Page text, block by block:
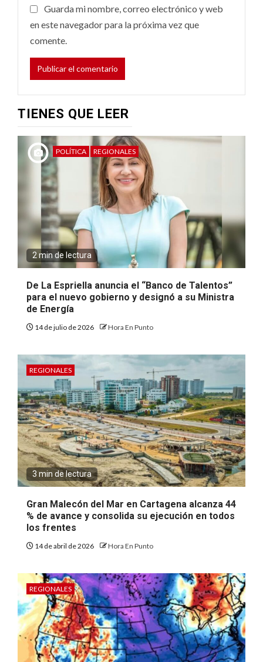
Guarda mi nombre, correo electrónico y web
en este navegador para la próxima vez que
comente.
TIENES QUE LEER
POLÍTICA REGIONALES
2 min de lectura
De La Espriella anuncia el “Banco de Talentos”
para el nuevo gobierno y designó a su Ministra
de Energía
14 de julio de 2026 Hora En Punto
REGIONALES
3 min de lectura
Gran Malecón del Mar en Cartagena alcanza 44
% de avance y consolida su ejecución en todos
los frentes
14 de abril de 2026 Hora En Punto
REGIONALES